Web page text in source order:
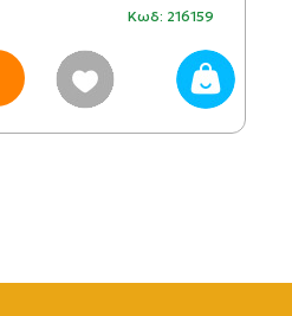
Κωδ: 216159